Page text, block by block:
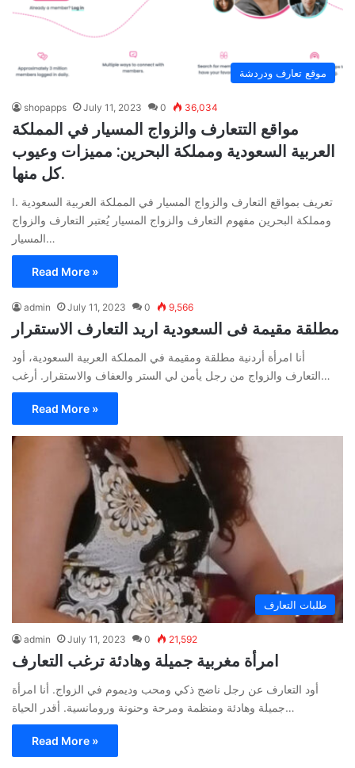
موقع تعارف ودردشة
shopapps July 11, 2023 0 36,034
مواقع التتعارف والزواج المسيار في المملكة
العربية السعودية ومملكة البحرين: مميزات وعيوب
كل منها.
I. تعريف بمواقع التعارف والزواج المسيار في المملكة العربية السعودية
ومملكة البحرين مفهوم التعارف والزواج المسيار يُعتبر التعارف والزواج
المسيار…
Read More »
admin July 11, 2023 0 9,566
مطلقة مقيمة فى السعودية اريد التعارف الاستقرار
أنا امرأة أردنية مطلقة ومقيمة في المملكة العربية السعودية، أود
التعارف والزواج من رجل يأمن لي الستر والعفاف والاستقرار. أرغب…
Read More »
طلبات التعارف
admin July 11, 2023 0 21,592
امرأة مغربية جميلة وهادئة ترغب التعارف
أود التعارف عن رجل ناضج ذكي ومحب وديموم في الزواج. أنا امرأة
جميلة وهادئة ومنظمة ومرحة وحنونة ورومانسية. أقدر الحياة…
Read More »